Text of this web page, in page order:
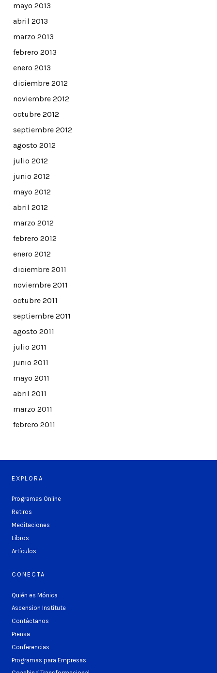
mayo 2013
abril 2013
marzo 2013
febrero 2013
enero 2013
diciembre 2012
noviembre 2012
octubre 2012
septiembre 2012
agosto 2012
julio 2012
junio 2012
mayo 2012
abril 2012
marzo 2012
febrero 2012
enero 2012
diciembre 2011
noviembre 2011
octubre 2011
septiembre 2011
agosto 2011
julio 2011
junio 2011
mayo 2011
abril 2011
marzo 2011
febrero 2011
EXPLORA
Programas Online
Retiros
Meditaciones
Libros
Artículos
CONECTA
Quién es Mónica
Ascension Institute
Contáctanos
Prensa
Conferencias
Programas para Empresas